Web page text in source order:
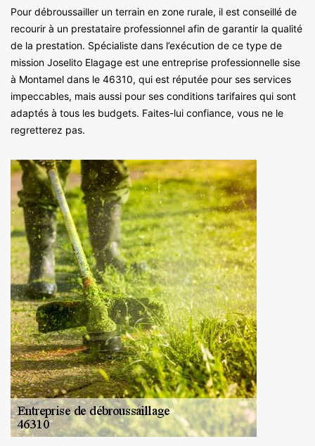
Pour débroussailler un terrain en zone rurale, il est conseillé de
recourir à un prestataire professionnel afin de garantir la qualité
de la prestation. Spécialiste dans l’exécution de ce type de
mission Joselito Elagage est une entreprise professionnelle sise
à Montamel dans le 46310, qui est réputée pour ses services
impeccables, mais aussi pour ses conditions tarifaires qui sont
adaptés à tous les budgets. Faites-lui confiance, vous ne le
regretterez pas.